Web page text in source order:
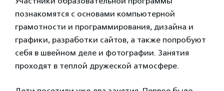
познакомятся с основами компьютерной
грамотности и программирования, дизайна и
графики, разработки сайтов, а также попробуют
себя в швейном деле и фотографии. Занятия
проходят в теплой дружеской атмосфере.